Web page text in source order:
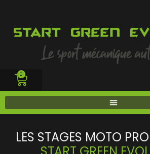
0
LES STAGES MOTO